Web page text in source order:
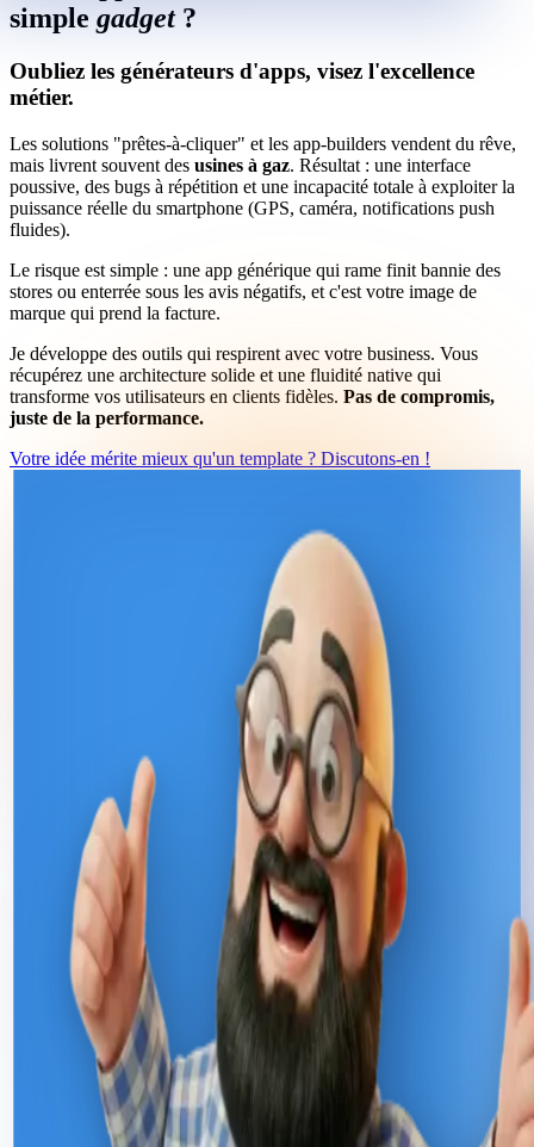
Audit de Cybersécurité
Tout
Créations de sites internet
Projets d'applications iOS & Android
Plateformes métiers personnalisées
Tout
Actualités & Tendances Tech
Développement Web & Mobile
Automatisation, IA & Outils
Anecdotes & Perles du Web
Cybersécurité
Qui suis-je ?
Me contacter
simple gadget ?
Oubliez les générateurs d'apps, visez l'excellence
métier.
Les solutions "prêtes-à-cliquer" et les app-builders vendent du rêve,
mais livrent souvent des usines à gaz. Résultat : une interface
poussive, des bugs à répétition et une incapacité totale à exploiter la
puissance réelle du smartphone (GPS, caméra, notifications push
fluides).
Le risque est simple : une app générique qui rame finit bannie des
stores ou enterrée sous les avis négatifs, et c'est votre image de
marque qui prend la facture.
Je développe des outils qui respirent avec votre business. Vous
récupérez une architecture solide et une fluidité native qui
transforme vos utilisateurs en clients fidèles. Pas de compromis,
juste de la performance.
Votre idée mérite mieux qu'un template ? Discutons-en !